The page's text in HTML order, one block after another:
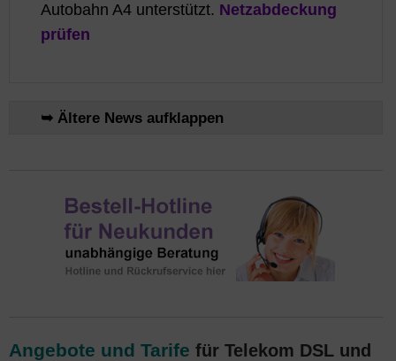
Autobahn A4 unterstützt. Netzabdeckung
prüfen
➥ Ältere News aufklappen
Angebote und Tarife für Telekom DSL und